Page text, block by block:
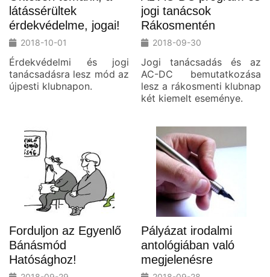
látássérültek
érdekvédelme, jogai!
2018-10-01
Érdekvédelmi és jogi
tanácsadásra lesz mód az
újpesti klubnapon.
jogi tanácsok
Rákosmentén
2018-09-30
Jogi tanácsadás és az
AC-DC bemutatkozása
lesz a rákosmenti klubnap
két kiemelt eseménye.
Forduljon az Egyenlő
Bánásmód
Hatósághoz!
Pályázat irodalmi
antológiában való
megjelenésre